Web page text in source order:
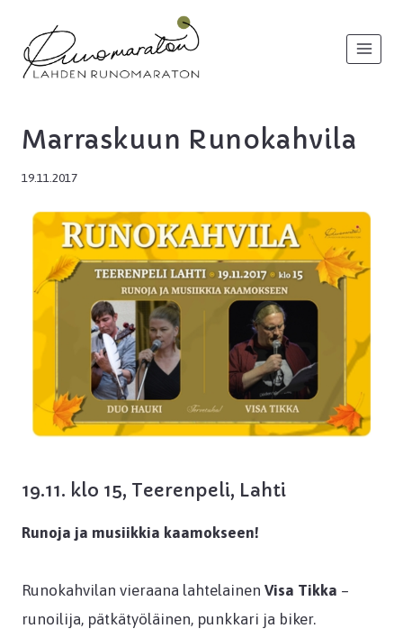
sisältöön
Marraskuun Runokahvila
19.11.2017
19.11. klo 15, Teerenpeli, Lahti
Runoja ja musiikkia kaamokseen!
Runokahvilan vieraana lahtelainen Visa Tikka –
runoilija, pätkätyöläinen, punkkari ja biker.